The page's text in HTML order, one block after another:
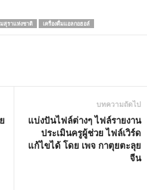
สุราแห่งชาติ เครื่องดื่มแอลกอฮอล์
บทความถัดไป
แบ่งปันไฟล์ต่างๆ ไฟล์รายงาน
ประเมินครูผู้ช่วย ไฟล์เวิร์ด
แก้ไขได้ โดย เพจ กาตุยตะลุย
จีน